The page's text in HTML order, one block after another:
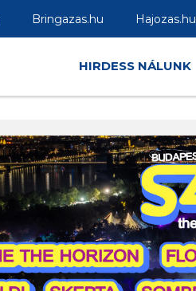
Bringazas.hu Hajozas.hu
HIRDESS NÁLUNK